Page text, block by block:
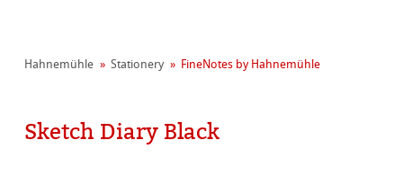
Hahnemühle Stationery FineNotes by Hahnemühle
Sketch Diary Black